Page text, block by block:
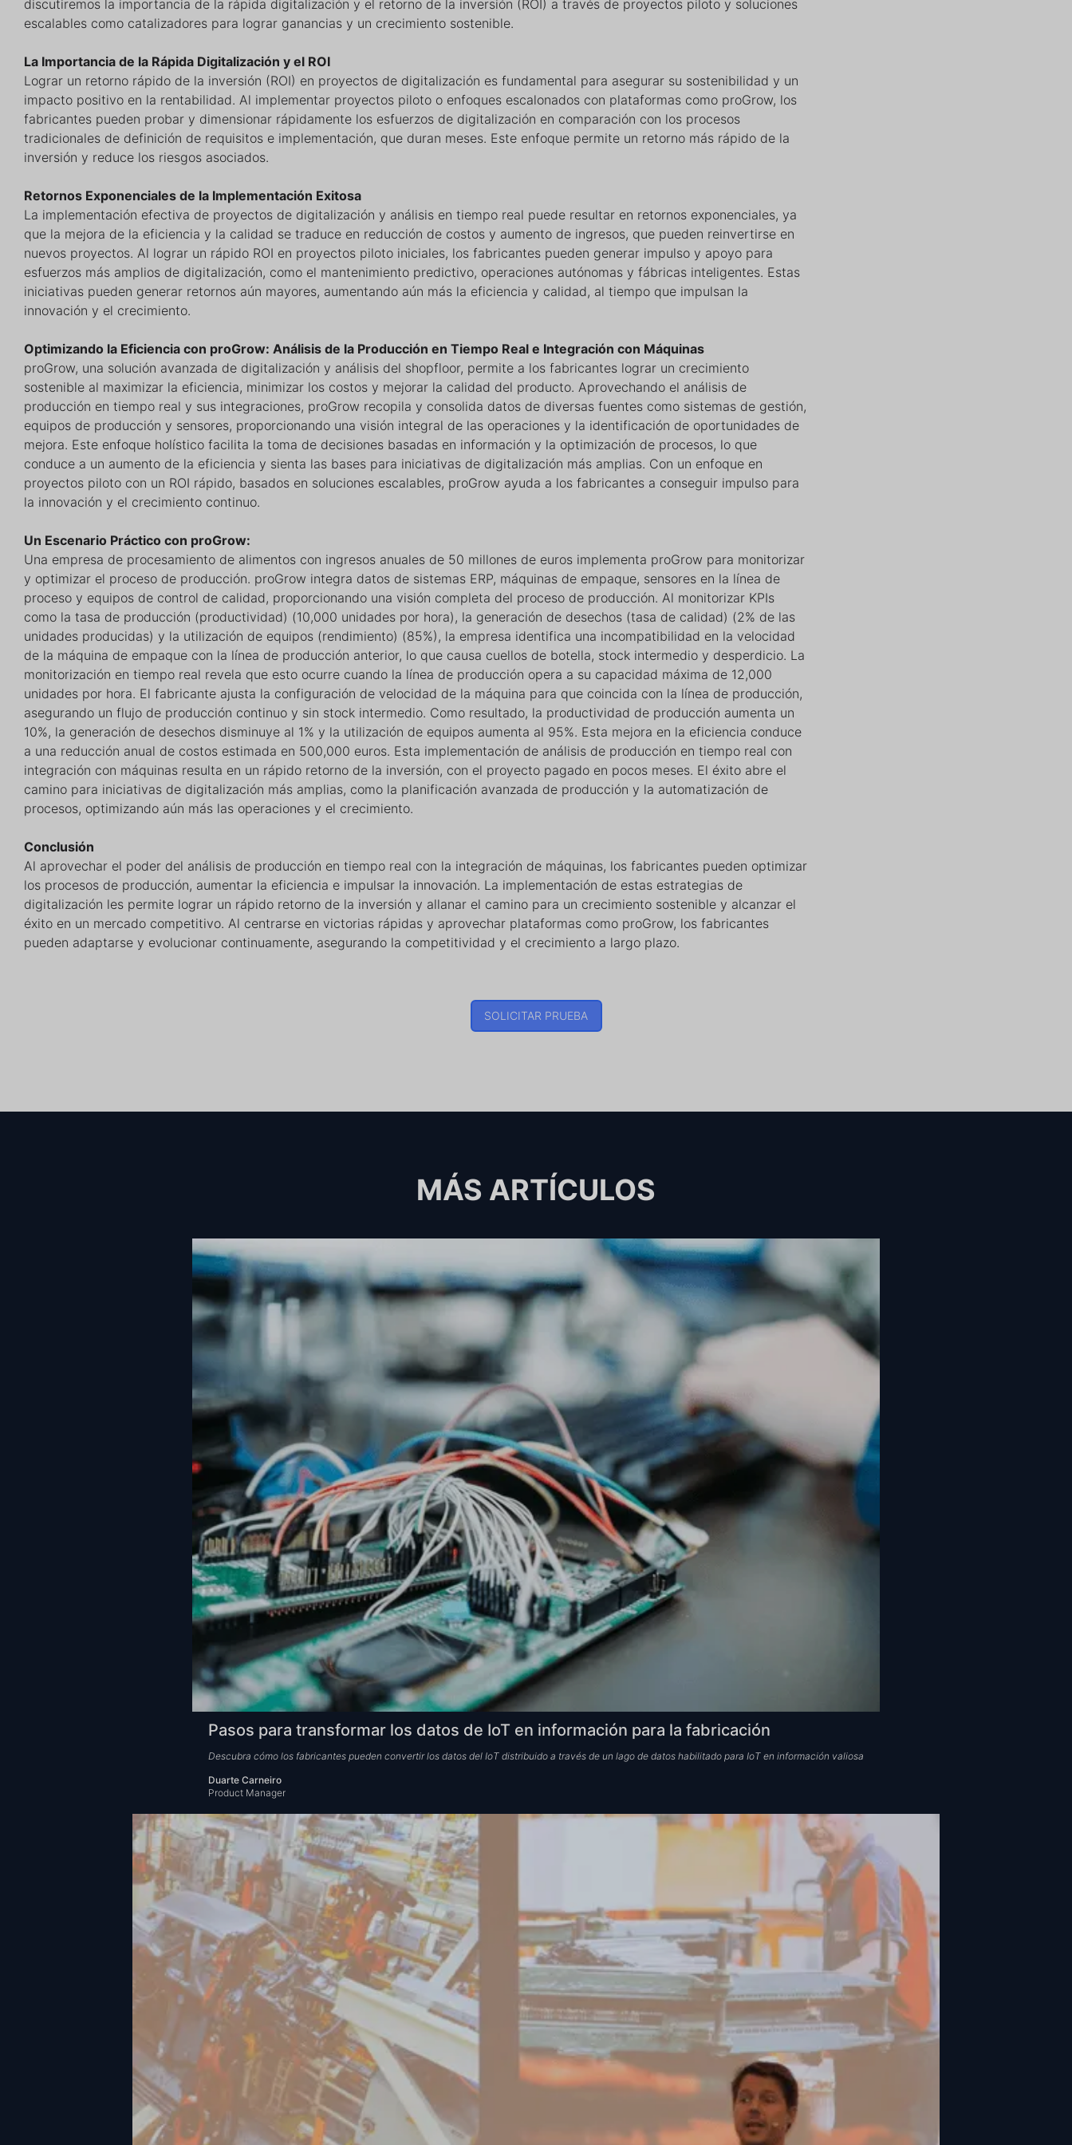
discutiremos la importancia de la rápida digitalización y el retorno de la inversión (ROI) a través de proyectos piloto y soluciones
escalables como catalizadores para lograr ganancias y un crecimiento sostenible.
La Importancia de la Rápida Digitalización y el ROI
Lograr un retorno rápido de la inversión (ROI) en proyectos de digitalización es fundamental para asegurar su sostenibilidad y un
impacto positivo en la rentabilidad. Al implementar proyectos piloto o enfoques escalonados con plataformas como proGrow, los
fabricantes pueden probar y dimensionar rápidamente los esfuerzos de digitalización en comparación con los procesos
tradicionales de definición de requisitos e implementación, que duran meses. Este enfoque permite un retorno más rápido de la
inversión y reduce los riesgos asociados.
Retornos Exponenciales de la Implementación Exitosa
La implementación efectiva de proyectos de digitalización y análisis en tiempo real puede resultar en retornos exponenciales, ya
que la mejora de la eficiencia y la calidad se traduce en reducción de costos y aumento de ingresos, que pueden reinvertirse en
nuevos proyectos. Al lograr un rápido ROI en proyectos piloto iniciales, los fabricantes pueden generar impulso y apoyo para
esfuerzos más amplios de digitalización, como el mantenimiento predictivo, operaciones autónomas y fábricas inteligentes. Estas
iniciativas pueden generar retornos aún mayores, aumentando aún más la eficiencia y calidad, al tiempo que impulsan la
innovación y el crecimiento.
Optimizando la Eficiencia con proGrow: Análisis de la Producción en Tiempo Real e Integración con Máquinas
proGrow, una solución avanzada de digitalización y análisis del shopfloor, permite a los fabricantes lograr un crecimiento
sostenible al maximizar la eficiencia, minimizar los costos y mejorar la calidad del producto. Aprovechando el análisis de
producción en tiempo real y sus integraciones, proGrow recopila y consolida datos de diversas fuentes como sistemas de gestión,
equipos de producción y sensores, proporcionando una visión integral de las operaciones y la identificación de oportunidades de
mejora. Este enfoque holístico facilita la toma de decisiones basadas en información y la optimización de procesos, lo que
conduce a un aumento de la eficiencia y sienta las bases para iniciativas de digitalización más amplias. Con un enfoque en
proyectos piloto con un ROI rápido, basados en soluciones escalables, proGrow ayuda a los fabricantes a conseguir impulso para
la innovación y el crecimiento continuo.
Un Escenario Práctico con proGrow:
Una empresa de procesamiento de alimentos con ingresos anuales de 50 millones de euros implementa proGrow para monitorizar
y optimizar el proceso de producción. proGrow integra datos de sistemas ERP, máquinas de empaque, sensores en la línea de
proceso y equipos de control de calidad, proporcionando una visión completa del proceso de producción. Al monitorizar KPIs
como la tasa de producción (productividad) (10,000 unidades por hora), la generación de desechos (tasa de calidad) (2% de las
unidades producidas) y la utilización de equipos (rendimiento) (85%), la empresa identifica una incompatibilidad en la velocidad
de la máquina de empaque con la línea de producción anterior, lo que causa cuellos de botella, stock intermedio y desperdicio. La
monitorización en tiempo real revela que esto ocurre cuando la línea de producción opera a su capacidad máxima de 12,000
unidades por hora. El fabricante ajusta la configuración de velocidad de la máquina para que coincida con la línea de producción,
asegurando un flujo de producción continuo y sin stock intermedio. Como resultado, la productividad de producción aumenta un
10%, la generación de desechos disminuye al 1% y la utilización de equipos aumenta al 95%. Esta mejora en la eficiencia conduce
a una reducción anual de costos estimada en 500,000 euros. Esta implementación de análisis de producción en tiempo real con
integración con máquinas resulta en un rápido retorno de la inversión, con el proyecto pagado en pocos meses. El éxito abre el
camino para iniciativas de digitalización más amplias, como la planificación avanzada de producción y la automatización de
procesos, optimizando aún más las operaciones y el crecimiento.
Conclusión
Al aprovechar el poder del análisis de producción en tiempo real con la integración de máquinas, los fabricantes pueden optimizar
los procesos de producción, aumentar la eficiencia e impulsar la innovación. La implementación de estas estrategias de
digitalización les permite lograr un rápido retorno de la inversión y allanar el camino para un crecimiento sostenible y alcanzar el
éxito en un mercado competitivo. Al centrarse en victorias rápidas y aprovechar plataformas como proGrow, los fabricantes
pueden adaptarse y evolucionar continuamente, asegurando la competitividad y el crecimiento a largo plazo.
SOLICITAR PRUEBA
MÁS ARTÍCULOS
Pasos para transformar los datos de IoT en información para la fabricación
Descubra cómo los fabricantes pueden convertir los datos del IoT distribuido a través de un lago de datos habilitado para IoT en información valiosa
Duarte Carneiro
Product Manager